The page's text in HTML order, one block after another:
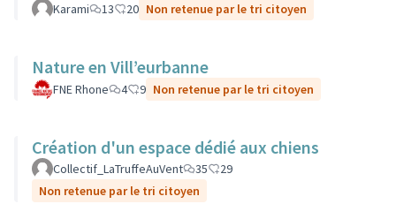
Karami 13 20 Non retenue par le tri citoyen
Nature en Vill’eurbanne
FNE Rhone 4 9 Non retenue par le tri citoyen
Création d'un espace dédié aux chiens
Collectif_LaTruffeAuVent 35
29
Non retenue par le tri citoyen